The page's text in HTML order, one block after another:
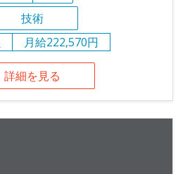
技術
月給222,570円
詳細を見る